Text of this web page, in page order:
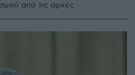
από τις αρχές